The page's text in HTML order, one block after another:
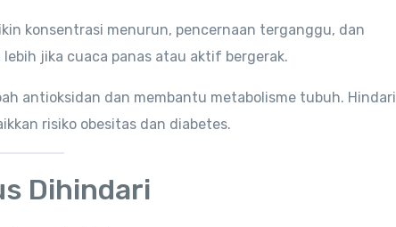
konsentrasi menurun, pencernaan terganggu, dan
jika cuaca panas atau aktif bergerak.
antioksidan dan membantu metabolisme tubuh. Hindari
risiko obesitas dan diabetes.
Dihindari